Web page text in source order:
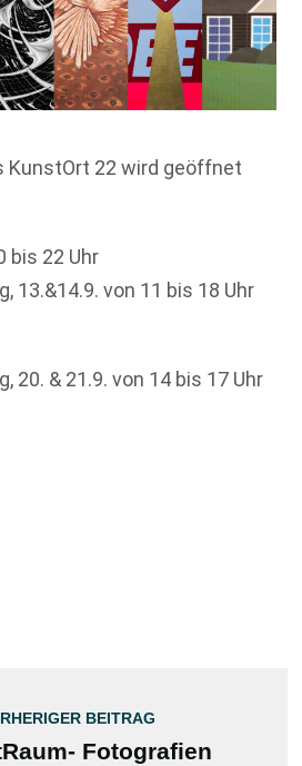
KunstOrt 22 wird geöffnet
bis 22 Uhr
13.&14.9. von 11 bis 18 Uhr
20. & 21.9. von 14 bis 17 Uhr
BEITRAG
Fotografien